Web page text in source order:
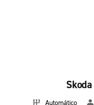
Automático